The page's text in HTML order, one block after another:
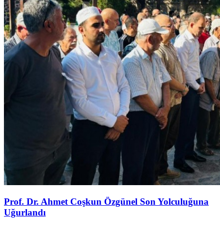
Prof. Dr. Ahmet Coşkun Özgünel Son Yolculuğuna
Uğurlandı